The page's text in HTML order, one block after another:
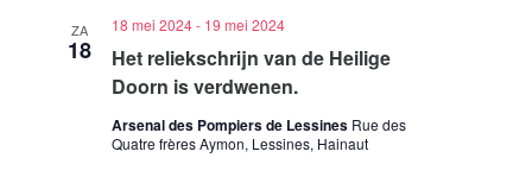
ZA
18
Het reliekschrijn van de Heilige
Doorn is verdwenen.
18 mei 2024- 19 mei 2024
Arsenal des Pompiers de Lessines Rue des
Quatre frères Aymon, Lessines, Hainaut